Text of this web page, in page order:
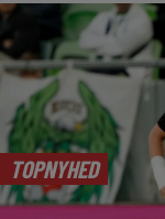
TOPNYHED